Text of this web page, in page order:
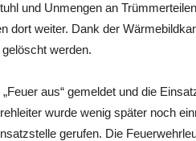
und Unmengen an
dort weiter. Dank der
werden.
aus“ gemeldet und die
wurde wenig später noch
gerufen. Die